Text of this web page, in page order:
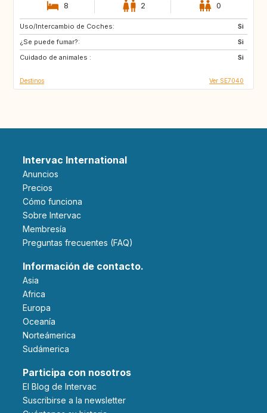
8 2 0
Uso/Intercambio de Coches:
Si
¿Se puede fumar?:
Si
Cuidado de animales :
Si
AT
ES
GB
Destinos Ver SE7040
Intervac International
Anuncios
Precios
Cómo funciona
Sobre Intervac
Membresía
Preguntas frecuentes (FAQ)
Información de contacto.
Asia
Africa
Europa
Oceanía
Norteámerica
Sudámerica
Participa con nosotros
El Blog de Intervac
Suscribirse a la newsletter